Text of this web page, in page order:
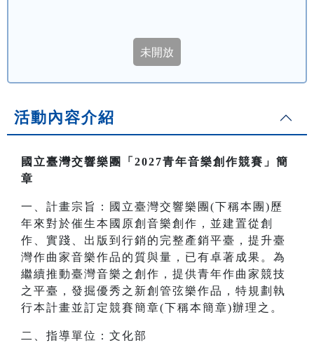
活動內容介紹
國立臺灣交響樂團「2027青年音樂創作競賽」簡
章
一、計畫宗旨：國立臺灣交響樂團(下稱本團)歷
年來對於催生本國原創音樂創作，並建置從創
作、實踐、出版到行銷的完整產銷平臺，提升臺
灣作曲家音樂作品的質與量，已有卓著成果。為
繼續推動臺灣音樂之創作，提供青年作曲家競技
之平臺，發掘優秀之新創管弦樂作品，特規劃執
行本計畫並訂定競賽簡章(下稱本簡章)辦理之。
二、指導單位：文化部